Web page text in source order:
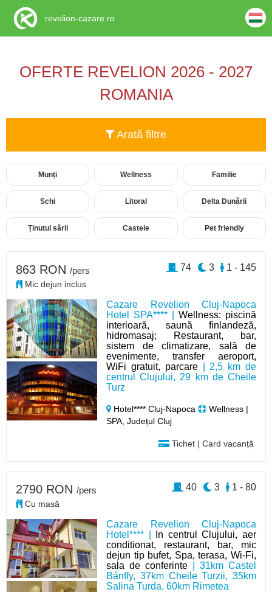
OFERTE REVELION 2026 - 2027
ROMANIA
Arată filtre
Munți Wellness Familie
Schi Litoral Delta Dunării
Ținutul sării Castele Pet friendly
Cazare Revelion Cluj-Napoca
Hotel SPA**** |Wellness: piscină
interioară, saună finlandeză,
hidromasaj; Restaurant, bar,
sistem de climatizare, sală de
evenimente, transfer aeroport,
WiFi gratuit, parcare| 2,5 km de
centrul Clujului, 29 km de Cheile
Turz
Hotel**** Cluj-Napoca
Wellness |
SPA, Județul Cluj
Tichet | Card vacanță
863 RON /pers
Mic dejun inclus
1 - 145
3
74
Cazare Revelion Cluj-Napoca
Hotel**** |
In centrul Clujului, aer
conditionat, restaurant, bar, mic
dejun tip bufet, Spa, terasa, Wi-Fi,
sala de conferinte | 31km Castel
Bánffy, 37km Cheile Turzii, 35km
Salina Turda, 60km Rimetea
2790 RON /pers
Cu masă
1 - 80
3
40
revelion-cazare.ro